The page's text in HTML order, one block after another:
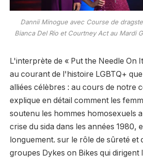
Dannii Minogue avec Course de
Bianca Del Rio et Courtney Act au Mardi
L'interprète de « Put the Needle On
au courant de l'histoire LGBTQ+
alliées célèbres : au cours de notre
explique en détail comment les
soutenu les hommes homosexuels
crise du sida dans les années 1980,
longuement. sur le rôle de sûreté et
groupes Dykes on Bikes qui dirigent